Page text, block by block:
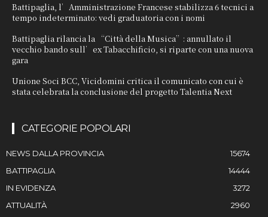
Battipaglia, l’Amministrazione Francese stabilizza 6 tecnici a
tempo indeterminato: vedi graduatoria con i nomi
Battipaglia rilancia la “Città della Musica”: annullato il
vecchio bando sull’ex Tabacchificio, si riparte con una nuova
gara
Unione Soci BCC, Vicidomini critica il comunicato con cui è
stata celebrata la conclusione del progetto Talentia Next
CATEGORIE POPOLARI
NEWS DALLA PROVINCIA
15674
BATTIPAGLIA
14444
IN EVIDENZA
3272
ATTUALITÀ
2960